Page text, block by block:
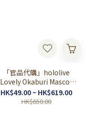
「官品代購」hololive
Lovely Okaburi Mascot
Series vol.2 Gamers
HK$49.00 ~ HK$619.00
HK$650.00